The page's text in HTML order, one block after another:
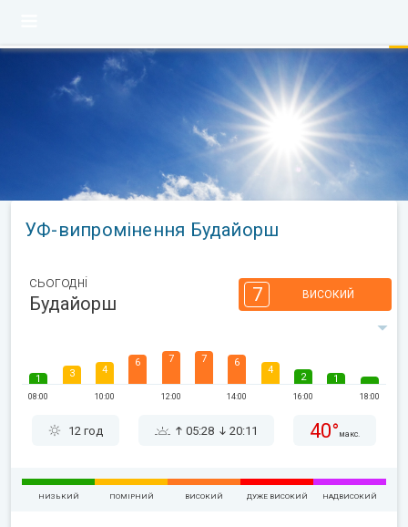
УФ-випромінення Будайорш
сьогодні
Будайорш 7 ВИСОКИЙ
1
08:00
3 4
10:00
6 7
12:00
7 6
14:00
4
2
16:00
1
18:00
12 год 05:28 20:11 40° макс.
НИЗЬКИЙ ПОМІРНИЙ ВИСОКИЙ ДУЖЕ ВИСОКИЙ НАДВИСОКИЙ